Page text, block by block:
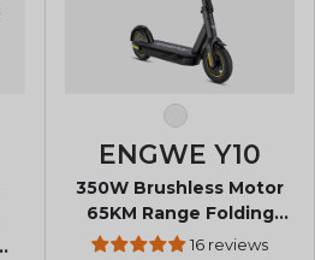
Μαύρος
ENGWE Y10
350W Brushless Motor
65KM Range Folding
Electric Scooter for
16 reviews